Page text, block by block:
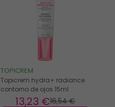
TOPICREM
Topicrem hydra+ radiance
contorno de ojos 15ml
16,54 €
13,23 €